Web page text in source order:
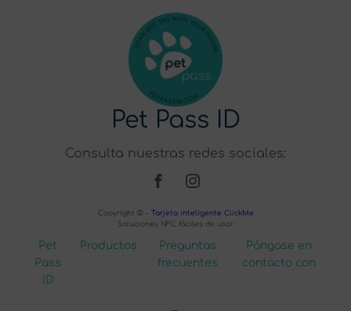
Pet Pass ID
Consulta nuestras redes sociales:
Copyright © - Tarjeta inteligente ClickMe
Soluciones NFC fáciles de usar
Pet
Pass
ID
Productos
Preguntas
frecuentes
Póngase en
contacto con